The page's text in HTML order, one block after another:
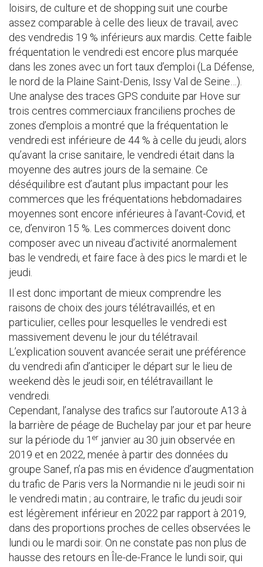
loisirs, de culture et de shopping suit une courbe
assez comparable à celle des lieux de travail, avec
des vendredis 19 % inférieurs aux mardis. Cette faible
fréquentation le vendredi est encore plus marquée
dans les zones avec un fort taux d’emploi (La Défense,
le nord de la Plaine Saint-Denis, Issy Val de Seine…).
Une analyse des traces GPS conduite par Hove sur
trois centres commerciaux franciliens proches de
zones d’emplois a montré que la fréquentation le
vendredi est inférieure de 44 % à celle du jeudi, alors
qu’avant la crise sanitaire, le vendredi était dans la
moyenne des autres jours de la semaine. Ce
déséquilibre est d’autant plus impactant pour les
commerces que les fréquentations hebdomadaires
moyennes sont encore inférieures à l’avant-Covid, et
ce, d’environ 15 %. Les commerces doivent donc
composer avec un niveau d’activité anormalement
bas le vendredi, et faire face à des pics le mardi et le
jeudi.
Il est donc important de mieux comprendre les
raisons de choix des jours télétravaillés, et en
particulier, celles pour lesquelles le vendredi est
massivement devenu le jour du télétravail.
L’explication souvent avancée serait une préférence
du vendredi afin d’anticiper le départ sur le lieu de
weekend dès le jeudi soir, en télétravaillant le
vendredi.
Cependant, l’analyse des trafics sur l’autoroute A13 à
la barrière de péage de Buchelay par jour et par heure
sur la période du 1 er janvier au 30 juin observée en
2019 et en 2022, menée à partir des données du
groupe Sanef, n’a pas mis en évidence d’augmentation
du trafic de Paris vers la Normandie ni le jeudi soir ni
le vendredi matin ; au contraire, le trafic du jeudi soir
est légèrement inférieur en 2022 par rapport à 2019,
dans des proportions proches de celles observées le
lundi ou le mardi soir. On ne constate pas non plus de
hausse des retours en Île-de-France le lundi soir, qui